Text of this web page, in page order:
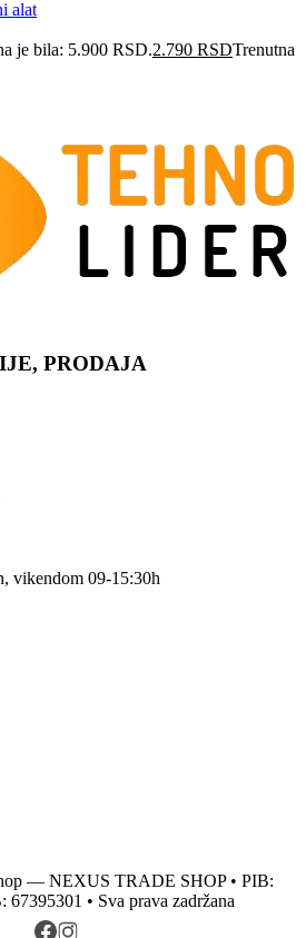
alat
je bila: 5.900 RSD.2.790 RSDTrenutna
PRODAJA
vikendom 09-15:30h
— NEXUS TRADE SHOP • PIB:
67395301 • Sva prava zadržana